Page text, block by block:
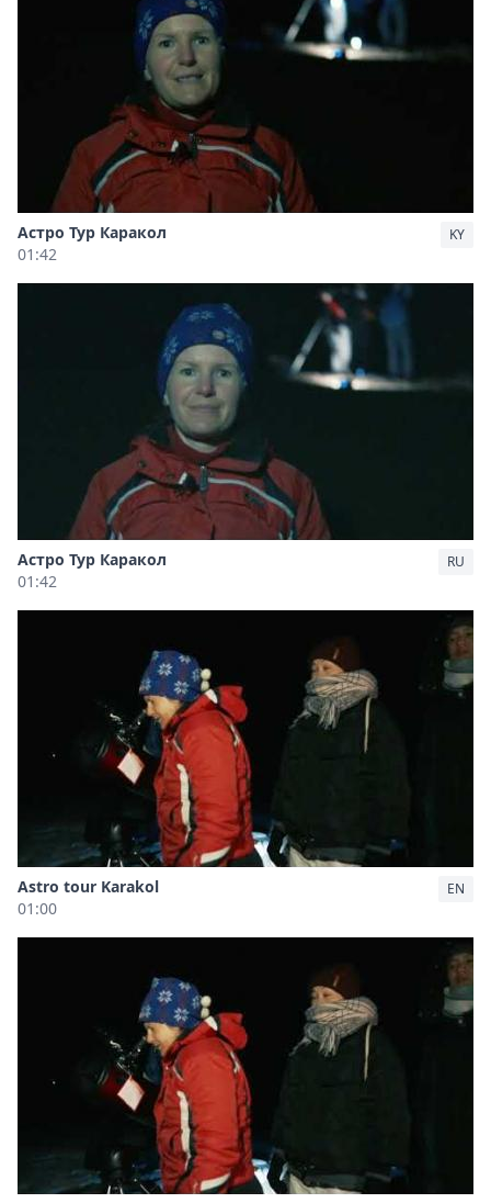
Астро Тур Каракол
01:42
KY
Астро Тур Каракол
01:42
RU
Astro tour Karakol
01:00
EN